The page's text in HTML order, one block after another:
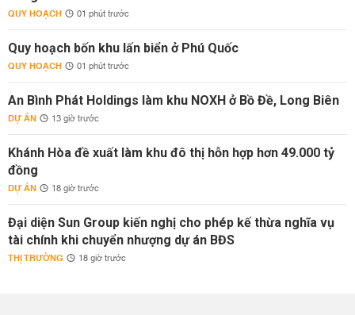
QUY HOẠCH 01 phút trước
Quy hoạch bốn khu lấn biển ở Phú Quốc
QUY HOẠCH 01 phút trước
An Bình Phát Holdings làm khu NOXH ở Bồ Đề, Long Biên
DỰ ÁN 13 giờ trước
Khánh Hòa đề xuất làm khu đô thị hỗn hợp hơn 49.000 tỷ
đồng
DỰ ÁN 18 giờ trước
Đại diện Sun Group kiến nghị cho phép kế thừa nghĩa vụ
tài chính khi chuyển nhượng dự án BĐS
THỊ TRƯỜNG 18 giờ trước